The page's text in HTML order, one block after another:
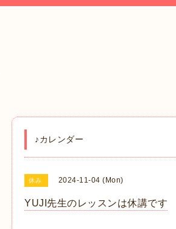
♪カレンダー
休み 2024-11-04 (Mon)
YUJI先生のレッスンは休講です